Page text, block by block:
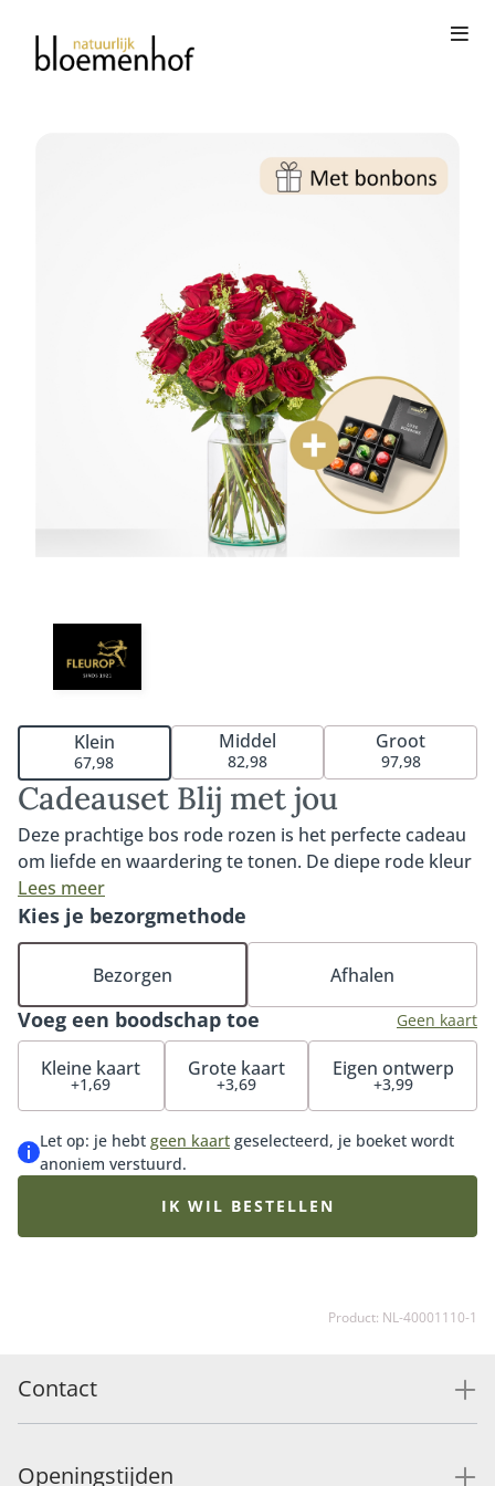
Cadeauset Blij met jou
Deze prachtige bos rode rozen is het perfecte cadeau
om liefde en waardering te tonen. De diepe rode kleur
en fluweelzachte blaadjes van de Red Naomi rozen
maken dit boeket extra speciaal. Met hun grote knop,
steel van tenminste 60cm lang en subtiele geur stralen
deze rozen pure elegantie uit. Dit boeket wordt
geleverd inclusief onze handgemaakte bonbons met
verfijnde nootachtige smaken en unieke kleuren – een
heerlijke traktatie waarmee het cadeau compleet is.
Kies uit 13 (klein), 17 (middel) of 21 (groot) rode rozen.
Lees meer
Klein
67,98
Middel
82,98
Groot
97,98
Voeg een boodschap toe Geen kaart
Kleine kaart
+1,69
Grote kaart
+3,69
Eigen ontwerp
+3,99
Let op: je hebt geen kaart geselecteerd, je boeket wordt
anoniem verstuurd.
Kies je bezorgmethode
Bezorgen Afhalen
IK WIL BESTELLEN
Product: NL-40001110-1
Contact
Openingstijden